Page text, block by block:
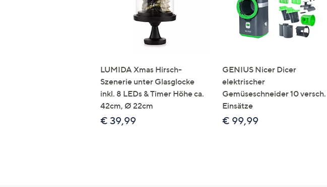
LUMIDA Xmas Hirsch-
Szenerie unter Glasglocke
inkl. 8 LEDs & Timer Höhe ca.
42cm, Ø 22cm
€ 39,99
GENIUS Nicer Dicer
elektrischer
Gemüseschneider 10 versch.
Einsätze
€ 99,99